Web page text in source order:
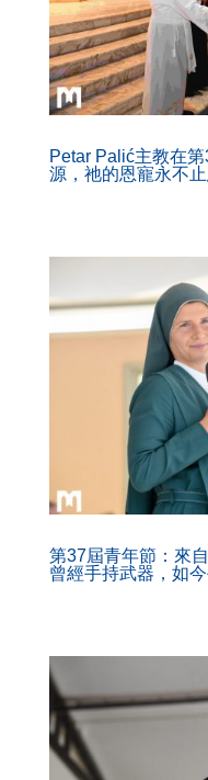
Petar Palić主教在
源，祂的恩寵永不
第37屆青年節：來
曾經手持武器，如